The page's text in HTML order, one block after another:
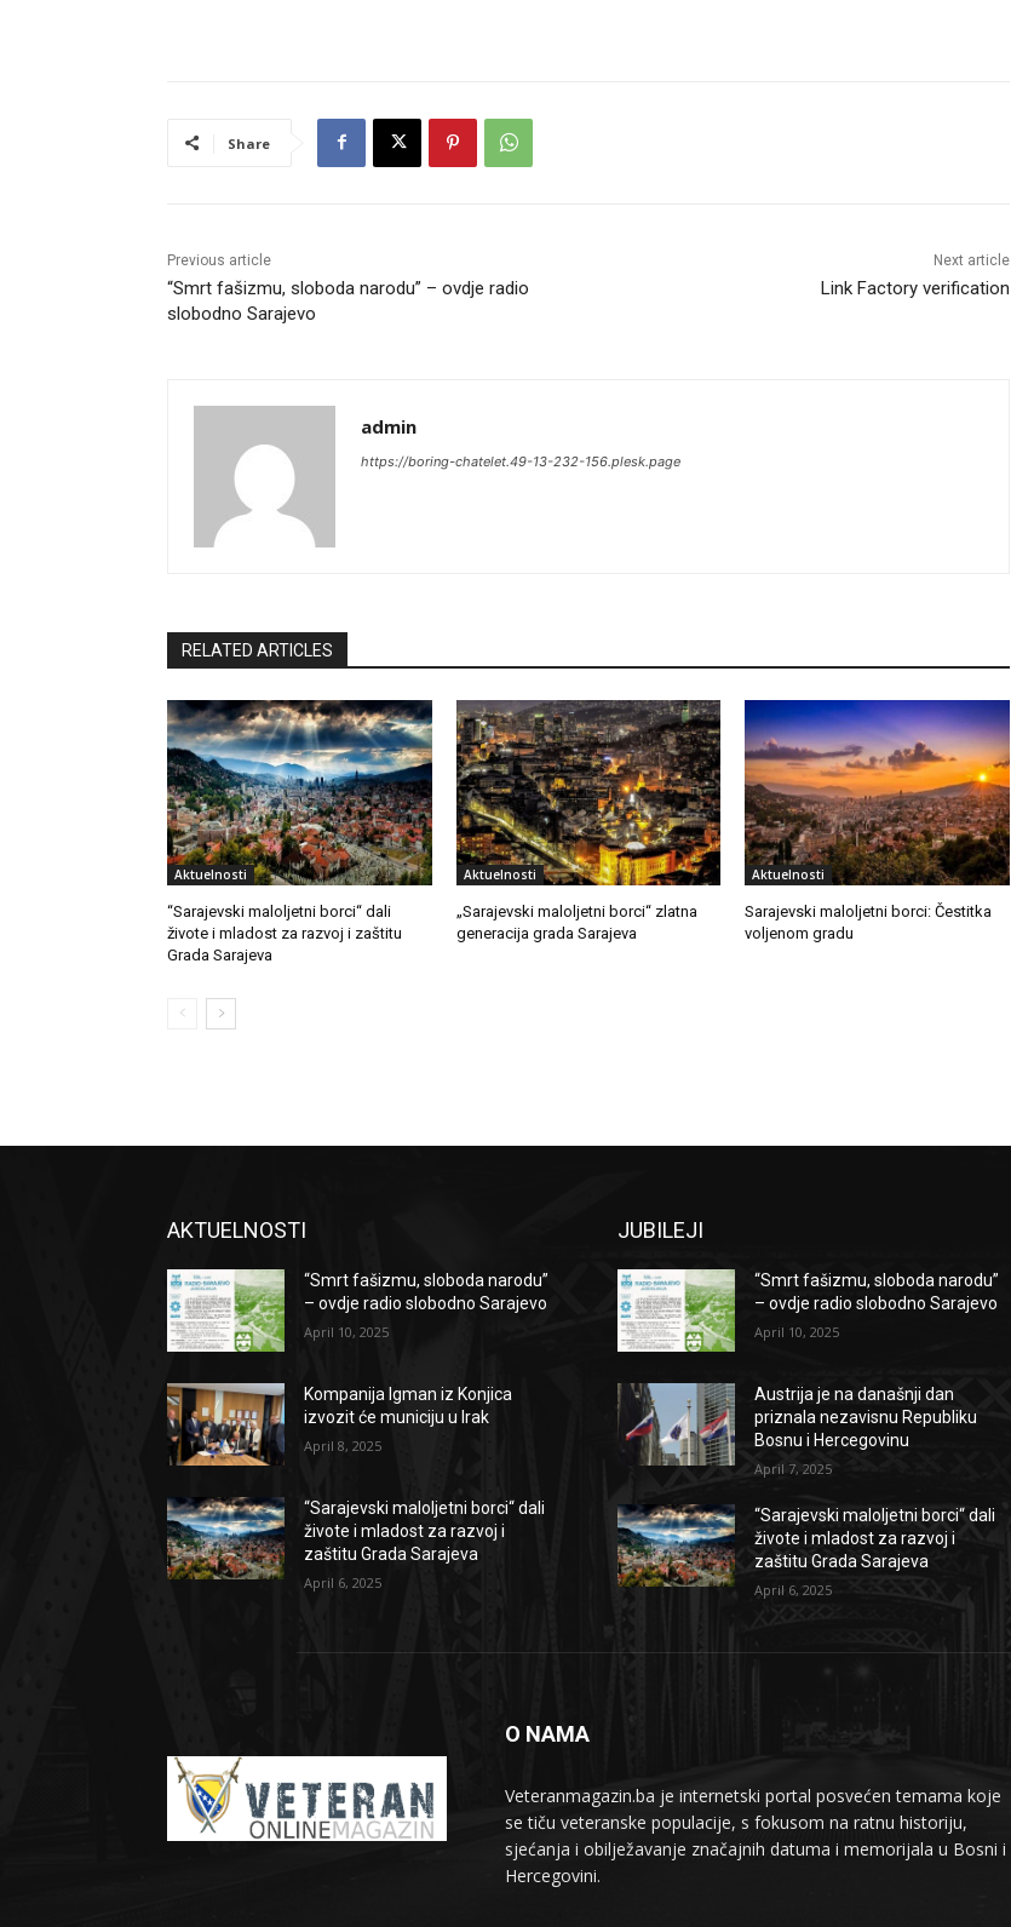
Share
Previous article
“Smrt fašizmu, sloboda narodu” – ovdje radio
slobodno Sarajevo
Next article
Link Factory verification
admin
https://boring-chatelet.49-13-232-156.plesk.page
RELATED ARTICLES
Aktuelnosti
“Sarajevski maloljetni borci“ dali
živote i mladost za razvoj i zaštitu
Grada Sarajeva
Aktuelnosti
„Sarajevski maloljetni borci“ zlatna
generacija grada Sarajeva
Aktuelnosti
Sarajevski maloljetni borci: Čestitka
voljenom gradu
AKTUELNOSTI
“Smrt fašizmu, sloboda narodu”
– ovdje radio slobodno Sarajevo
April 10, 2025
Kompanija Igman iz Konjica
izvozit će municiju u Irak
April 8, 2025
“Sarajevski maloljetni borci“ dali
živote i mladost za razvoj i
zaštitu Grada Sarajeva
April 6, 2025
JUBILEJI
“Smrt fašizmu, sloboda narodu”
– ovdje radio slobodno Sarajevo
April 10, 2025
Austrija je na današnji dan
priznala nezavisnu Republiku
Bosnu i Hercegovinu
April 7, 2025
“Sarajevski maloljetni borci“ dali
živote i mladost za razvoj i
zaštitu Grada Sarajeva
April 6, 2025
O NAMA
Veteranmagazin.ba je internetski portal posvećen temama koje
se tiču veteranske populacije, s fokusom na ratnu historiju,
sjećanja i obilježavanje značajnih datuma i memorijala u Bosni i
Hercegovini.